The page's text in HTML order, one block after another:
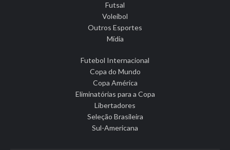
Futsal
Voleibol
Outros Esportes
Mídia
Futebol Internacional
Copa do Mundo
Copa América
Eliminatórias para a Copa
Libertadores
Seleção Brasileira
Sul-Americana